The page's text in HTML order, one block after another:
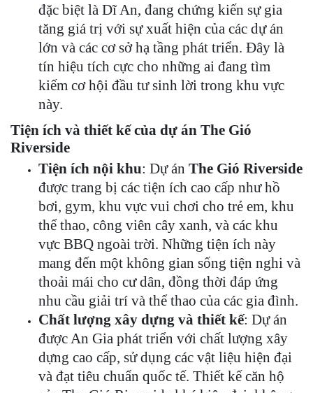
đặc biệt là Dĩ An, đang chứng kiến sự gia
tăng giá trị với sự xuất hiện của các dự án
lớn và các cơ sở hạ tầng phát triển. Đây là
tín hiệu tích cực cho những ai đang tìm
kiếm cơ hội đầu tư sinh lời trong khu vực
này.
Tiện ích và thiết kế của dự án The Gió
Riverside
Tiện ích nội khu: Dự án The Gió Riverside
được trang bị các tiện ích cao cấp như hồ
bơi, gym, khu vực vui chơi cho trẻ em, khu
thể thao, công viên cây xanh, và các khu
vực BBQ ngoài trời. Những tiện ích này
mang đến một không gian sống tiện nghi và
thoải mái cho cư dân, đồng thời đáp ứng
nhu cầu giải trí và thể thao của các gia đình.
Chất lượng xây dựng và thiết kế: Dự án
được An Gia phát triển với chất lượng xây
dựng cao cấp, sử dụng các vật liệu hiện đại
và đạt tiêu chuẩn quốc tế. Thiết kế căn hộ